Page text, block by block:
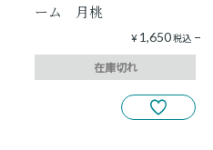
ーム 月桃
¥ 1,650税込
在庫切れ